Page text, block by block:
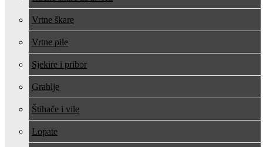
Vrtne škare
Vrtne pile
Sjekire i pribor
Grablje
Štihače i vile
Lopate